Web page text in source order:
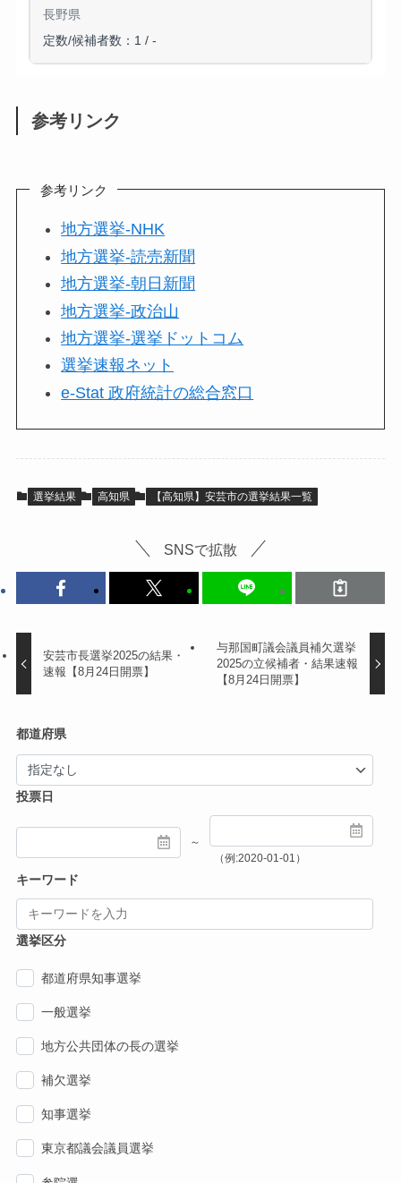
長野県
定数/候補者数：1 / -
参考リンク
参考リンク
地方選挙-NHK
地方選挙-読売新聞
地方選挙-朝日新聞
地方選挙-政治山
地方選挙-選挙ドットコム
選挙速報ネット
e-Stat 政府統計の総合窓口
選挙結果 高知県 【高知県】安芸市の選挙結果一覧
SNSで拡散
安芸市長選挙2025の結果・
速報【8月24日開票】
与那国町議会議員補欠選挙
2025の立候補者・結果速報
【8月24日開票】
都道府県
投票日
～
（例:2020-01-01）
キーワード
選挙区分
都道府県知事選挙
一般選挙
地方公共団体の長の選挙
補欠選挙
知事選挙
東京都議会議員選挙